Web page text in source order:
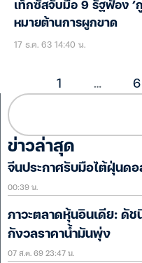
เท็กซัสจับมือ 9 รัฐฟ้อง ‘
หมายต้านการผูกขาด
17 ธ.ค. 63 14:40 น.
1 … 6
ข่าวล่าสุด
จีนประกาศรับมือไต้ฝุ่นด
00:39 น.
ภาวะตลาดหุ้นอินเดีย: ดั
กังวลราคาน้ำมันพุ่ง
07 ส.ค. 69 23:47 น.